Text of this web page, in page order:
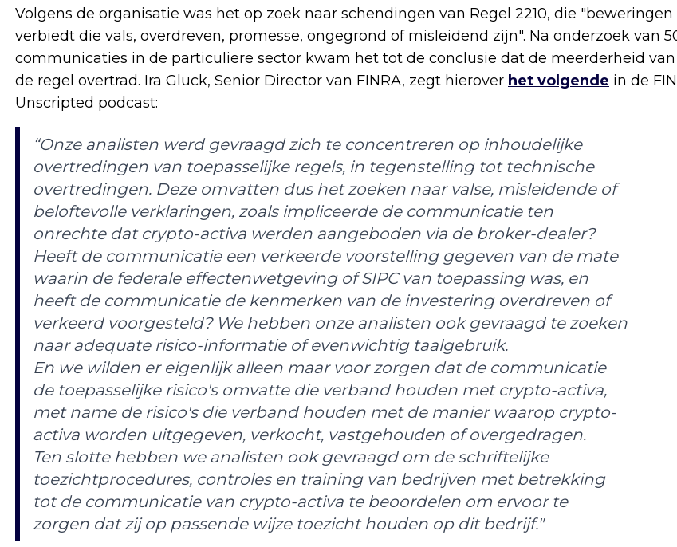
Volgens de organisatie was het op zoek naar schendingen van Regel 2210, die "beweringen
verbiedt die vals, overdreven, promesse, ongegrond of misleidend zijn". Na onderzoek van
communicaties in de particuliere sector kwam het tot de conclusie dat de meerderheid
de regel overtrad. Ira Gluck, Senior Director van FINRA, zegt hierover het volgende in de
Unscripted podcast:
“Onze analisten werd gevraagd zich te concentreren op inhoudelijke
overtredingen van toepasselijke regels, in tegenstelling tot technische
overtredingen. Deze omvatten dus het zoeken naar valse, misleidende of
beloftevolle verklaringen, zoals impliceerde de communicatie ten
onrechte dat crypto-activa werden aangeboden via de broker-dealer?
Heeft de communicatie een verkeerde voorstelling gegeven van de mate
waarin de federale effectenwetgeving of SIPC van toepassing was, en
heeft de communicatie de kenmerken van de investering overdreven of
verkeerd voorgesteld? We hebben onze analisten ook gevraagd te zoeken
naar adequate risico-informatie of evenwichtig taalgebruik.
En we wilden er eigenlijk alleen maar voor zorgen dat de communicatie
de toepasselijke risico's omvatte die verband houden met crypto-activa,
met name de risico's die verband houden met de manier waarop crypto-
activa worden uitgegeven, verkocht, vastgehouden of overgedragen.
Ten slotte hebben we analisten ook gevraagd om de schriftelijke
toezichtprocedures, controles en training van bedrijven met betrekking
tot de communicatie van crypto-activa te beoordelen om ervoor te
zorgen dat zij op passende wijze toezicht houden op dit bedrijf."